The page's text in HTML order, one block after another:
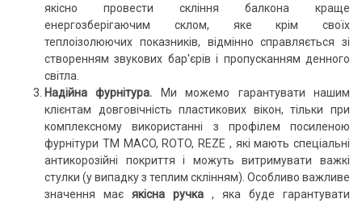
якісно провести скління балкона краще
енергозберігаючим склом, яке крім своїх
теплоізолюючих показників, відмінно справляється зі
створенням звукових бар'єрів і пропусканням денного
світла.
Надійна фурнітура.
Ми можемо гарантувати нашим
клієнтам довговічність пластикових вікон, тільки при
комплексному використанні з профілем посиленою
фурнітури ТМ MACO, ROTO, REZE , які мають спеціальні
антикорозійні покриття і можуть витримувати важкі
стулки (у випадку з теплим склінням). Особливо важливе
значення має якісна ручка , яка буде гарантувати